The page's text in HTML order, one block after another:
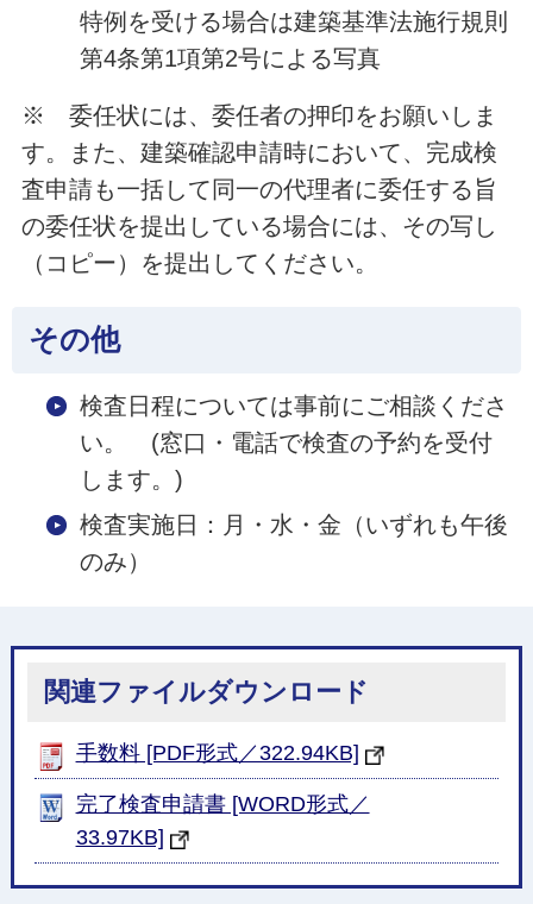
特例を受ける場合は建築基準法施行規則
第4条第1項第2号による写真
※ 委任状には、委任者の押印をお願いしま
す。また、建築確認申請時において、完成検
査申請も一括して同一の代理者に委任する旨
の委任状を提出している場合には、その写し
（コピー）を提出してください。
その他
検査日程については事前にご相談くださ
い。 (窓口・電話で検査の予約を受付
します。)
検査実施日：月・水・金（いずれも午後
のみ）
関連ファイルダウンロード
手数料 [PDF形式／322.94KB]
完了検査申請書 [WORD形式／
33.97KB]